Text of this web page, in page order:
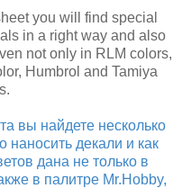
you will find special
in a right way and also
not only in RLM colors,
Humbrol and Tamiya
вы найдете несколько
наносить декали и как
дана не только в
в палитре Mr.Hobby,